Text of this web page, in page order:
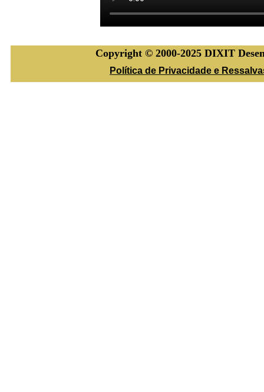
Copyright © 2000-2025 DIXIT
Política de Privacidade e